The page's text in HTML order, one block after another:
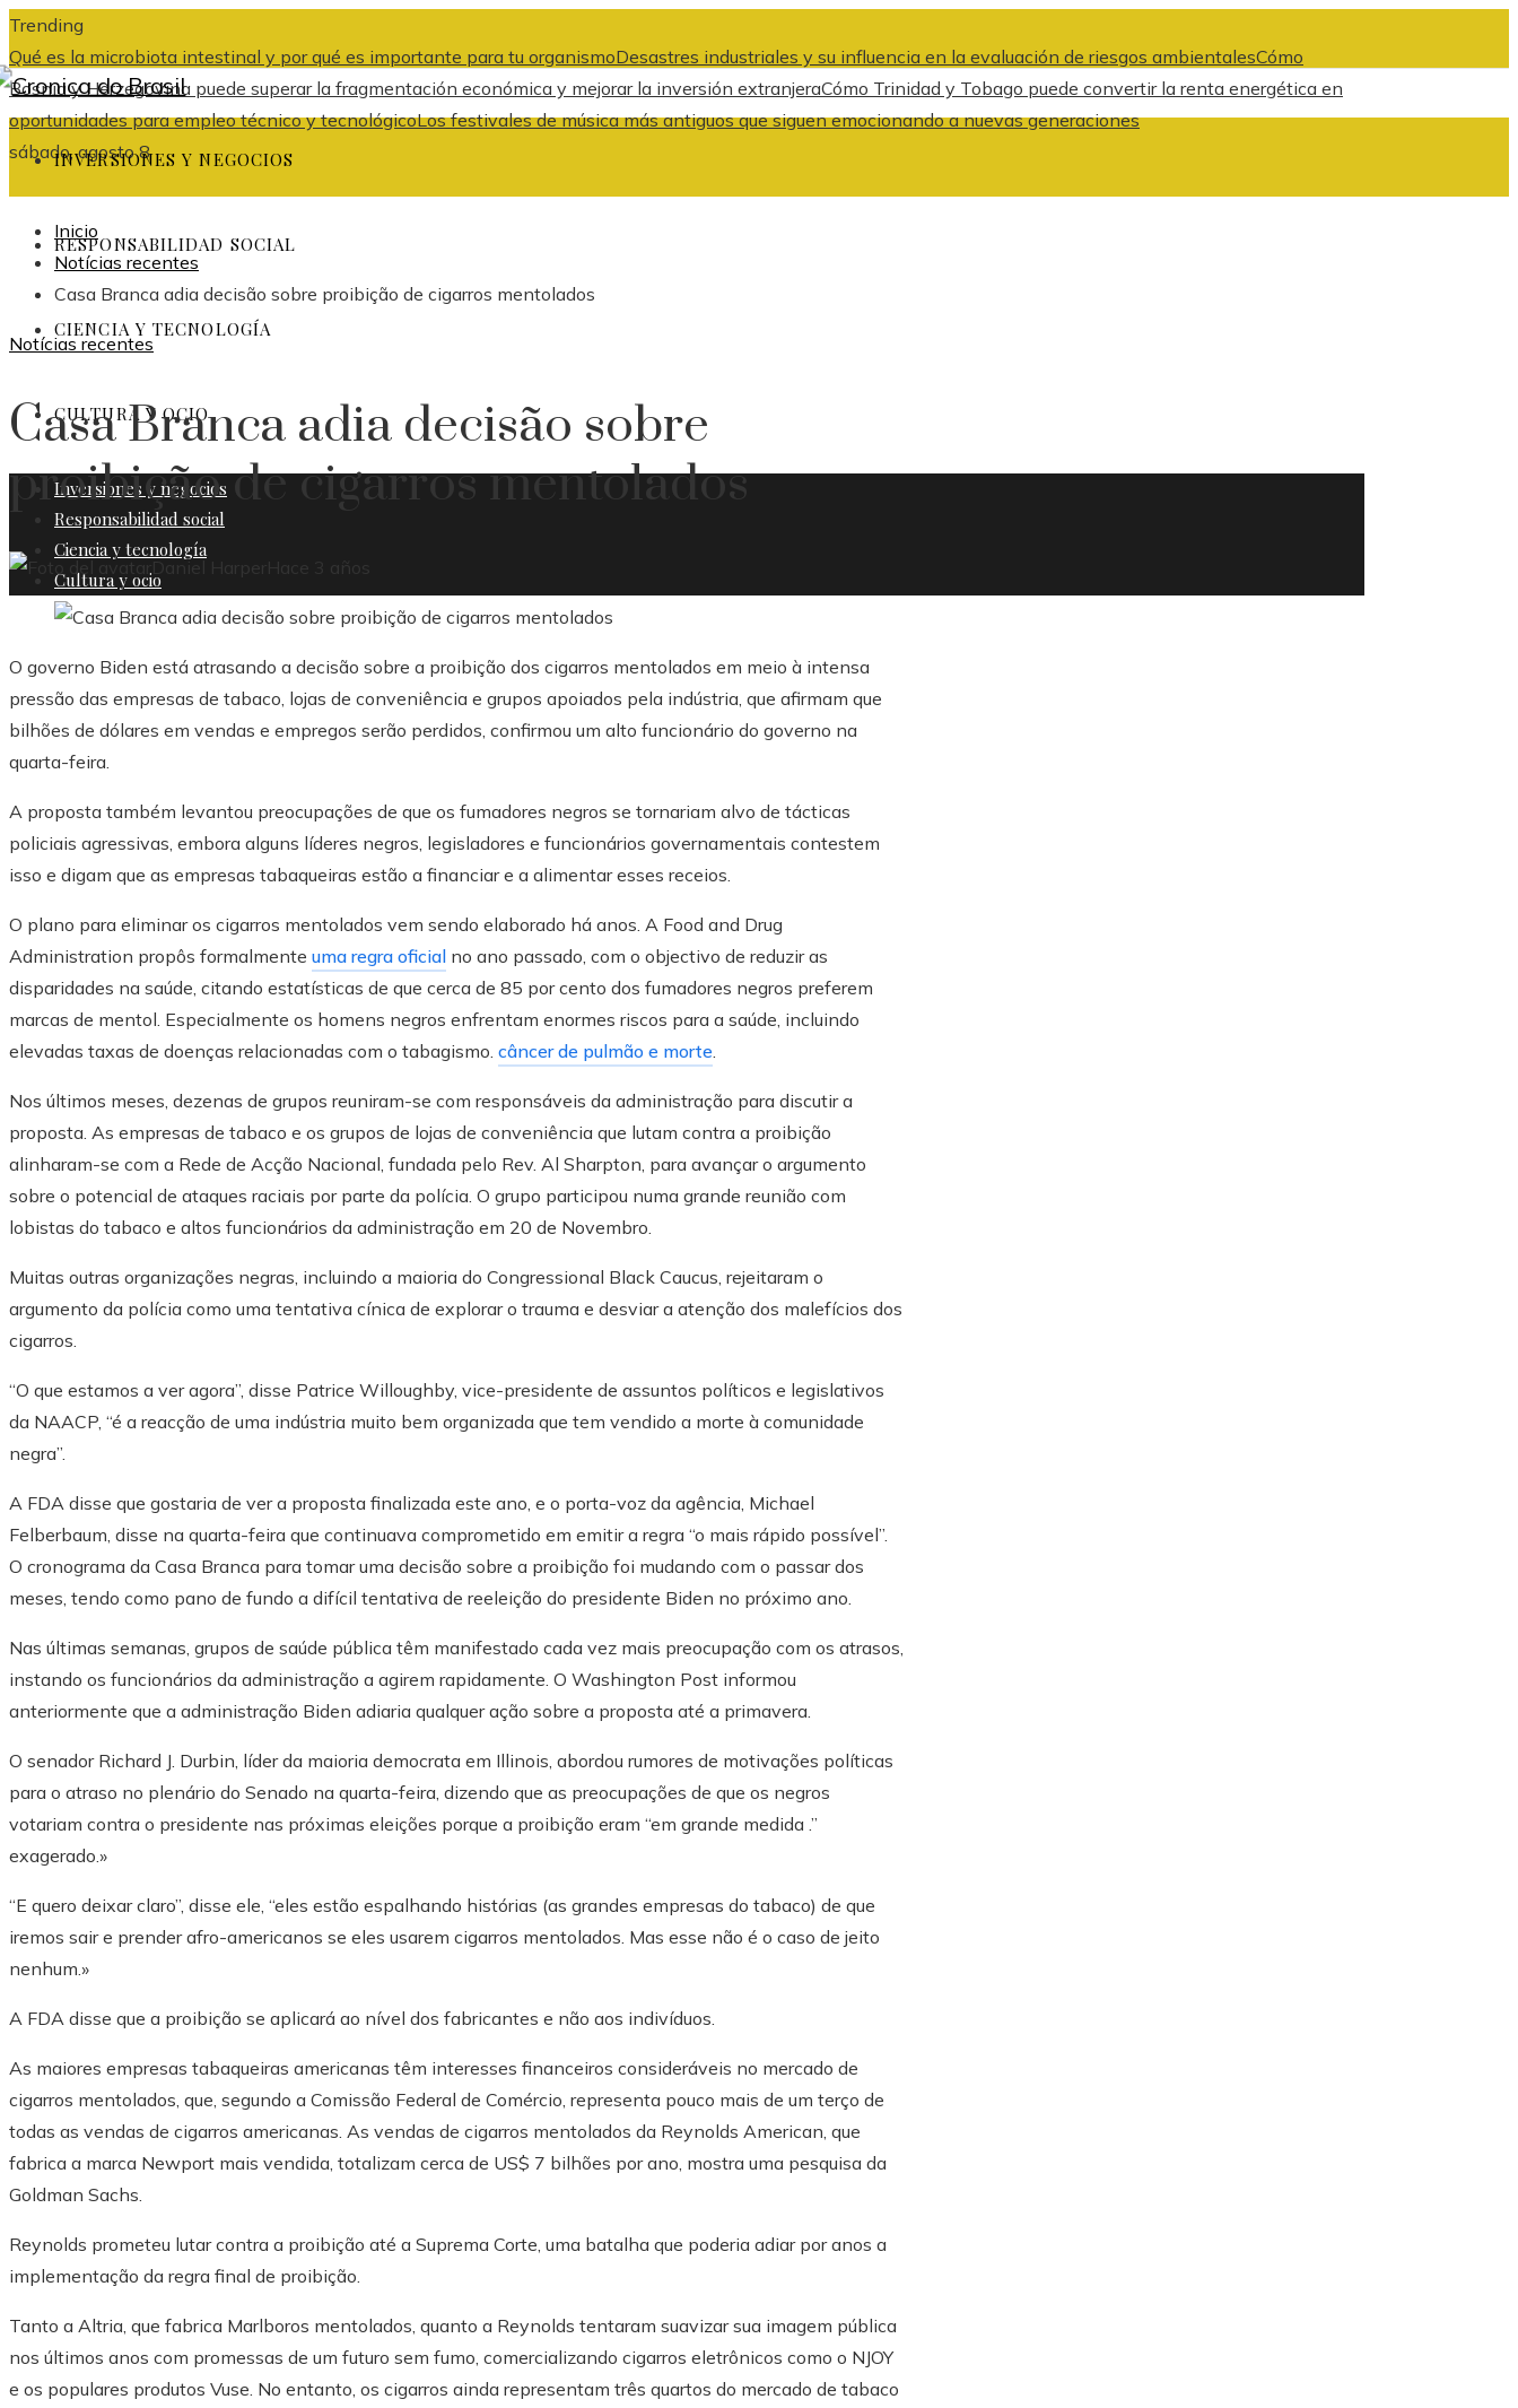
Trending
Qué es la microbiota intestinal y por qué es importante para tu organismoDesastres industriales y su influencia en la evaluación de riesgos ambientalesCómo
Bosnia y Herzegovina puede superar la fragmentación económica y mejorar la inversión extranjeraCómo Trinidad y Tobago puede convertir la renta energética en
oportunidades para empleo técnico y tecnológicoLos festivales de música más antiguos que siguen emocionando a nuevas generaciones
sábado, agosto 8
INVERSIONES Y NEGOCIOS
RESPONSABILIDAD SOCIAL
CIENCIA Y TECNOLOGÍA
CULTURA Y OCIO
Inversiones y negocios
Responsabilidad social
Ciencia y tecnología
Cultura y ocio
Inicio
Notícias recentes
Casa Branca adia decisão sobre proibição de cigarros mentolados
Notícias recentes
Casa Branca adia decisão sobre
proibição de cigarros mentolados
Daniel Harper Hace 3 años
O governo Biden está atrasando a decisão sobre a proibição dos cigarros mentolados em meio à intensa
pressão das empresas de tabaco, lojas de conveniência e grupos apoiados pela indústria, que afirmam que
bilhões de dólares em vendas e empregos serão perdidos, confirmou um alto funcionário do governo na
quarta-feira.
A proposta também levantou preocupações de que os fumadores negros se tornariam alvo de tácticas
policiais agressivas, embora alguns líderes negros, legisladores e funcionários governamentais contestem
isso e digam que as empresas tabaqueiras estão a financiar e a alimentar esses receios.
O plano para eliminar os cigarros mentolados vem sendo elaborado há anos. A Food and Drug
Administration propôs formalmente uma regra oficial no ano passado, com o objectivo de reduzir as
disparidades na saúde, citando estatísticas de que cerca de 85 por cento dos fumadores negros preferem
marcas de mentol. Especialmente os homens negros enfrentam enormes riscos para a saúde, incluindo
elevadas taxas de doenças relacionadas com o tabagismo. câncer de pulmão e morte.
Nos últimos meses, dezenas de grupos reuniram-se com responsáveis ​​da administração para discutir a
proposta. As empresas de tabaco e os grupos de lojas de conveniência que lutam contra a proibição
alinharam-se com a Rede de Acção Nacional, fundada pelo Rev. Al Sharpton, para avançar o argumento
sobre o potencial de ataques raciais por parte da polícia. O grupo participou numa grande reunião com
lobistas do tabaco e altos funcionários da administração em 20 de Novembro.
Muitas outras organizações negras, incluindo a maioria do Congressional Black Caucus, rejeitaram o
argumento da polícia como uma tentativa cínica de explorar o trauma e desviar a atenção dos malefícios dos
cigarros.
“O que estamos a ver agora”, disse Patrice Willoughby, vice-presidente de assuntos políticos e legislativos
da NAACP, “é a reacção de uma indústria muito bem organizada que tem vendido a morte à comunidade
negra”.
A FDA disse que gostaria de ver a proposta finalizada este ano, e o porta-voz da agência, Michael
Felberbaum, disse na quarta-feira que continuava comprometido em emitir a regra “o mais rápido possível”.
O cronograma da Casa Branca para tomar uma decisão sobre a proibição foi mudando com o passar dos
meses, tendo como pano de fundo a difícil tentativa de reeleição do presidente Biden no próximo ano.
Nas últimas semanas, grupos de saúde pública têm manifestado cada vez mais preocupação com os atrasos,
instando os funcionários da administração a agirem rapidamente. O Washington Post informou
anteriormente que a administração Biden adiaria qualquer ação sobre a proposta até a primavera.
O senador Richard J. Durbin, líder da maioria democrata em Illinois, abordou rumores de motivações políticas
para o atraso no plenário do Senado na quarta-feira, dizendo que as preocupações de que os negros
votariam contra o presidente nas próximas eleições porque a proibição eram “em grande medida .”
exagerado.»
“E quero deixar claro”, disse ele, “eles estão espalhando histórias (as grandes empresas do tabaco) de que
iremos sair e prender afro-americanos se eles usarem cigarros mentolados. Mas esse não é o caso de jeito
nenhum.»
A FDA disse que a proibição se aplicará ao nível dos fabricantes e não aos indivíduos.
As maiores empresas tabaqueiras americanas têm interesses financeiros consideráveis ​​no mercado de
cigarros mentolados, que, segundo a Comissão Federal de Comércio, representa pouco mais de um terço de
todas as vendas de cigarros americanas. As vendas de cigarros mentolados da Reynolds American, que
fabrica a marca Newport mais vendida, totalizam cerca de US$ 7 bilhões por ano, mostra uma pesquisa da
Goldman Sachs.
Reynolds prometeu lutar contra a proibição até a Suprema Corte, uma batalha que poderia adiar por anos a
implementação da regra final de proibição.
Tanto a Altria, que fabrica Marlboros mentolados, quanto a Reynolds tentaram suavizar sua imagem pública
nos últimos anos com promessas de um futuro sem fumo, comercializando cigarros eletrônicos como o NJOY
e os populares produtos Vuse. No entanto, os cigarros ainda representam três quartos do mercado de tabaco